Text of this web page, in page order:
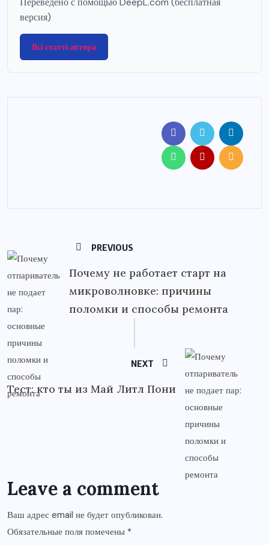
версия)
Всі статті автора
PREVIOUS
Почему не работает старт на
микроволновке: причины
поломки и способы ремонта
NEXT
Тест: кто ты из Май Литл Пони
Leave a comment
Ваш адрес email не будет опубликован.
Обязательные поля помечены *